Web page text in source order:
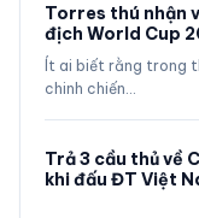
Torres thú nhận
địch World Cup
Ít ai biết rằng trong
chinh chiến…
Trả 3 cầu thủ về
khi đấu ĐT Việt